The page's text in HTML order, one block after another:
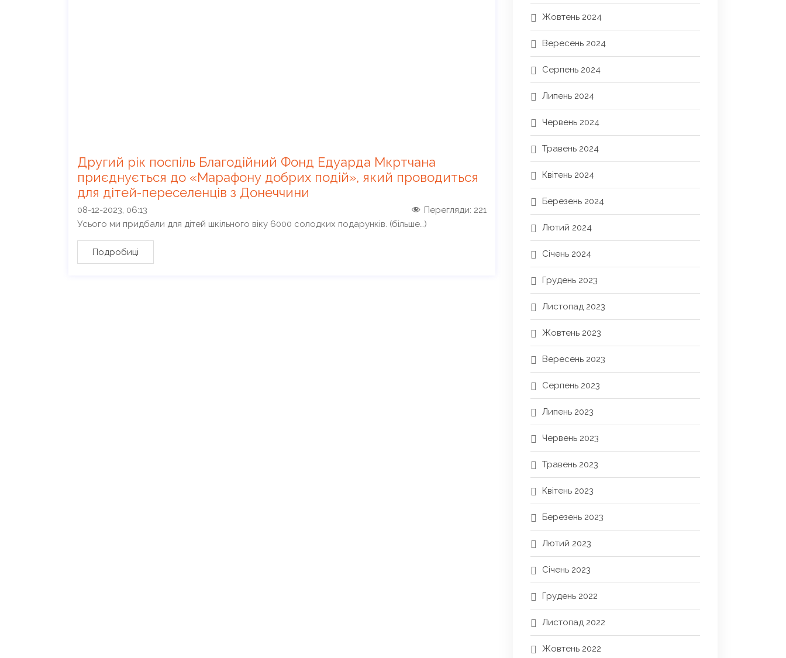
Другий рік поспіль Благодійний Фонд Едуарда Мкртчана
приєднується до «Марафону добрих подій», який проводиться
для дітей-переселенців з Донеччини
08-12-2023, 06:13 Перегляди: 221
Усього ми придбали для дітей шкільного віку 6000 солодких подарунків. (більше…)
Подробиці
Жовтень 2024
Вересень 2024
Серпень 2024
Липень 2024
Червень 2024
Травень 2024
Квітень 2024
Березень 2024
Лютий 2024
Січень 2024
Грудень 2023
Листопад 2023
Жовтень 2023
Вересень 2023
Серпень 2023
Липень 2023
Червень 2023
Травень 2023
Квітень 2023
Березень 2023
Лютий 2023
Січень 2023
Грудень 2022
Листопад 2022
Жовтень 2022